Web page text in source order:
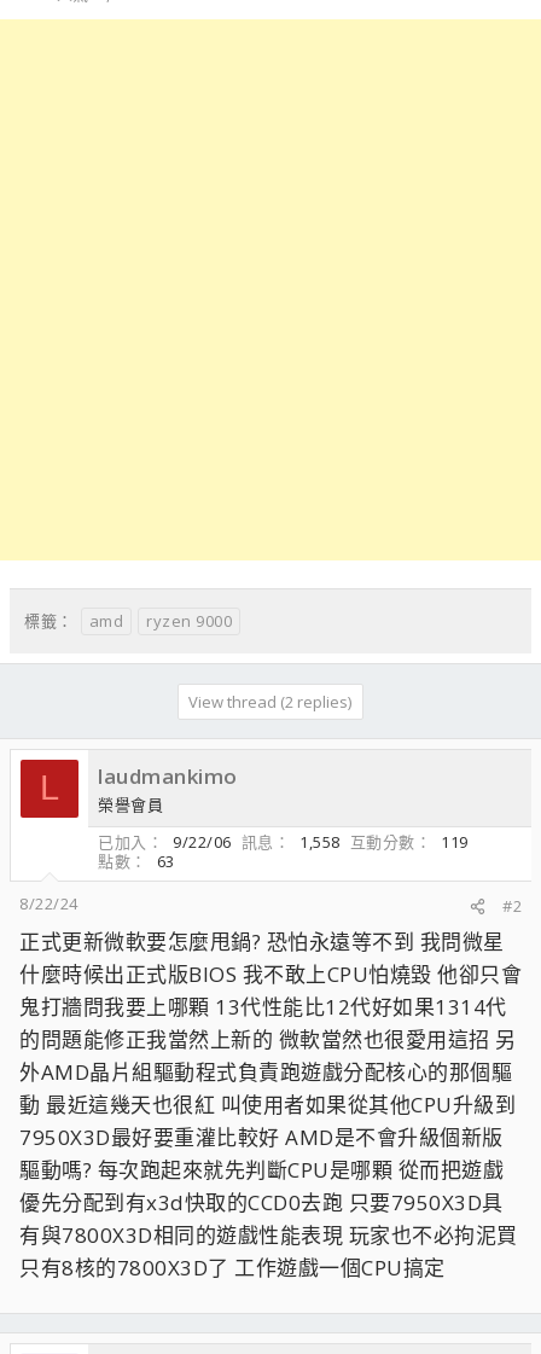
標籤： amd ryzen 9000
View thread (2 replies)
L laudmankimo
榮譽會員
已加入
9/22/06 訊息 1,558 互動分數
119
點數
63
8/22/24
#2
正式更新微軟要怎麼甩鍋? 恐怕永遠等不到 我問微星
什麼時候出正式版BIOS 我不敢上CPU怕燒毀 他卻只會
鬼打牆問我要上哪顆 13代性能比12代好如果1314代
的問題能修正我當然上新的 微軟當然也很愛用這招 另
外AMD晶片組驅動程式負責跑遊戲分配核心的那個驅
動 最近這幾天也很紅 叫使用者如果從其他CPU升級到
7950X3D最好要重灌比較好 AMD是不會升級個新版
驅動嗎? 每次跑起來就先判斷CPU是哪顆 從而把遊戲
優先分配到有x3d快取的CCD0去跑 只要7950X3D具
有與7800X3D相同的遊戲性能表現 玩家也不必拘泥買
只有8核的7800X3D了 工作遊戲一個CPU搞定